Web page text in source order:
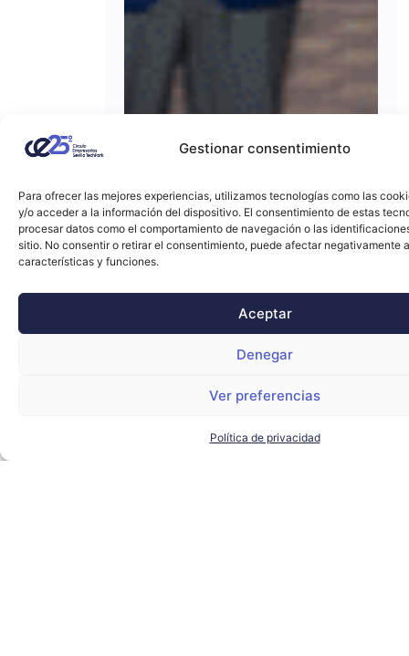
Gestionar consentimiento
Para ofrecer las mejores experiencias, utilizamos tecnologías como las
y/o acceder a la información del dispositivo. El consentimiento de estas
procesar datos como el comportamiento de navegación o las
sitio. No consentir o retirar el consentimiento, puede afectar negativamente
características y funciones.
Aceptar
Denegar
Ver preferencias
Política de privacidad